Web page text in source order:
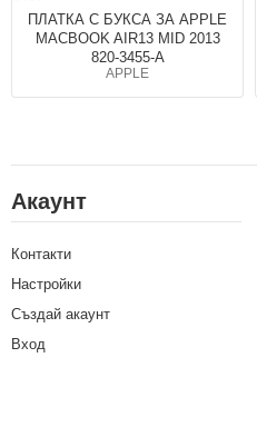
ПЛАТКА С БУКСА ЗА APPLE
MACBOOK AIR13 MID 2013
820-3455-A
APPLE
Акаунт
Контакти
Настройки
Създай акаунт
Вход